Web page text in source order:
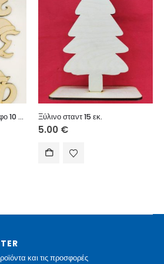
Ξύλινα Γράμματα με σκούφο 10 εκ. (τιμή / τεμάχιο – Γράμματα της επιλογής σας) Ξύλινο σταντ 15 εκ.
5.00 €
και τις προσφορές